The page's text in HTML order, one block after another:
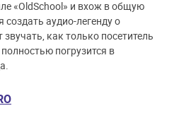
«OldSchool» и вхож в общую
аудио-легенду о
как только посетитель
погрузится в